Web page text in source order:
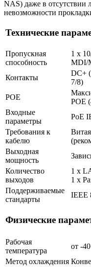
NAS) даже в отсутствии
невозможности
Технические
Пропускная
способность
1 x
MDI/
Контакты
DC+
7/8)
POE
POE
Входные
параметры
PoE
Требования к
кабелю
Выходная
мощность
Количество
выходов
1 х
1 x
Поддерживаемые
стандарты
IEEE
Физические
Рабочая
температура
от -
Метод охлаждения